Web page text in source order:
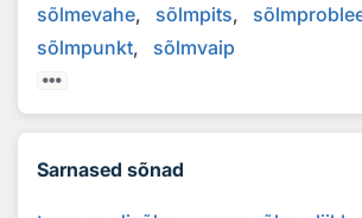
sõlmevahe sõlmpits
sõlmpunkt
sõlmvaip
Sarnased sõnad